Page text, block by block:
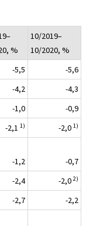
%
10/2019–
10/2020, %
-5,5
-5,6
-4,2
-4,3
-1,0
-0,9
-2,1 1) -2,0 1)
-1,2
-0,7
-2,4 -2,0 2)
-2,7
-2,2